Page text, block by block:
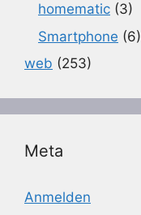
homematic (3)
Smartphone (6)
web (253)
Meta
Anmelden